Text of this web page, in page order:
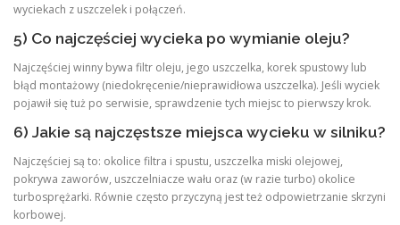
wyciekach z uszczelek i połączeń.
5) Co najczęściej wycieka po wymianie oleju?
Najczęściej winny bywa filtr oleju, jego uszczelka, korek spustowy lub
błąd montażowy (niedokręcenie/nieprawidłowa uszczelka). Jeśli wyciek
pojawił się tuż po serwisie, sprawdzenie tych miejsc to pierwszy krok.
6) Jakie są najczęstsze miejsca wycieku w silniku?
Najczęściej są to: okolice filtra i spustu, uszczelka miski olejowej,
pokrywa zaworów, uszczelniacze wału oraz (w razie turbo) okolice
turbosprężarki. Równie często przyczyną jest też odpowietrzanie skrzyni
korbowej.